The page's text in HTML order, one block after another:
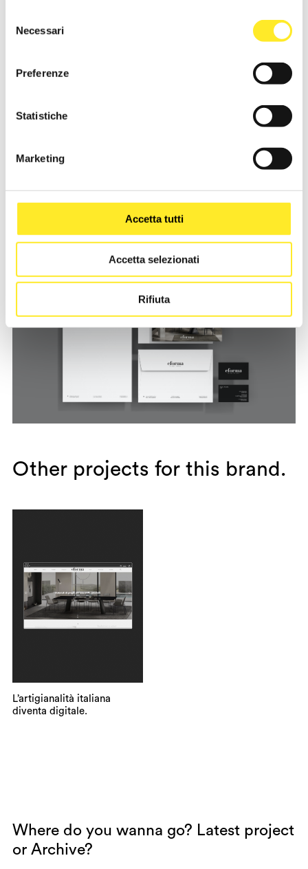
delNecessari
Preferenze
Statistiche
Marketing
Accetta tutti
Accetta selezionati
Rifiuta
Anche nello studio del pay-off si è
voluto affermare l’origine del
design di Eforma, scegliendo di
non perdere l’italianità del
linguaggio, senza perdere di vista
il suo pubblico worldwide.
Other projects for this brand.
L’artigianalità italiana
diventa digitale.
Where do you wanna go? Latest project
or Archive?